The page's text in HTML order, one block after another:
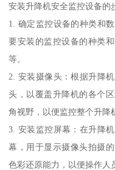
安装升降机安全监控设备的
1. 确定监控设备的种类和
要安装的监控设备的种类
等。
2. 安装摄像头：根据升降
头，以覆盖升降机的各个
角视野，以便监控整个升降
3. 安装监控屏幕：在升降
幕，用于显示摄像头拍摄
色彩还原能力，以便操作人